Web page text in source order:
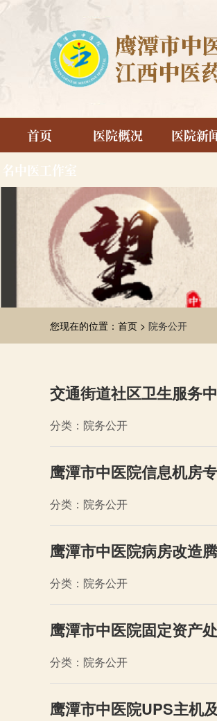
首页 医院概况 医院新
名中医工作室
您现在的位置：首页 > 院务公开
交通街道社区卫生服务
分类：院务公开
鹰潭市中医院信息机房
分类：院务公开
鹰潭市中医院病房改造
分类：院务公开
鹰潭市中医院固定资产
分类：院务公开
鹰潭市中医院UPS主机